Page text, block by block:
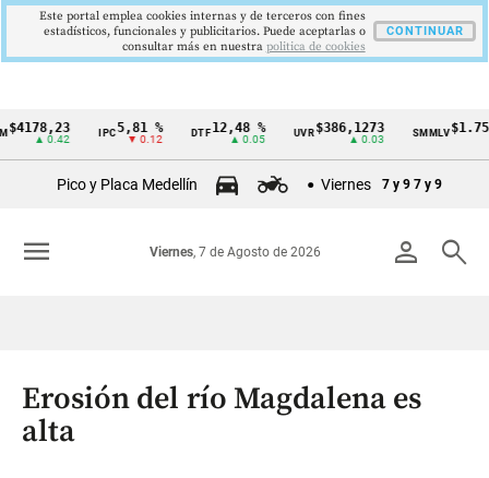
Cintillo
Colombia
▲ 0.42
5,81 %
▼ 0.12
DTF 12,48 %
▲ 0.05
UVR $386,1273
▲ 0.03
SMMLV
Pico y Placa Medellín Viernes 7 y 9 7 y 9
person search
Viernes, 7 de Agosto de 2026
menu
Erosión del río Magdalena es
alta
Este portal emplea cookies internas y de terceros con fines
estadísticos, funcionales y publicitarios. Puede aceptarlas o
consultar más en nuestra politica de cookies
CONTINUAR